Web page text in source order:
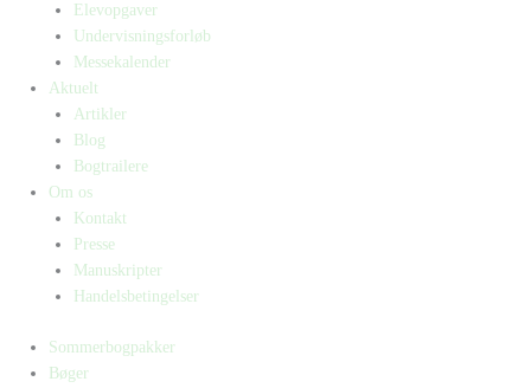
Elevopgaver
Undervisningsforløb
Messekalender
Aktuelt
Artikler
Blog
Bogtrailere
Om os
Kontakt
Presse
Manuskripter
Handelsbetingelser
Sommerbogpakker
Bøger